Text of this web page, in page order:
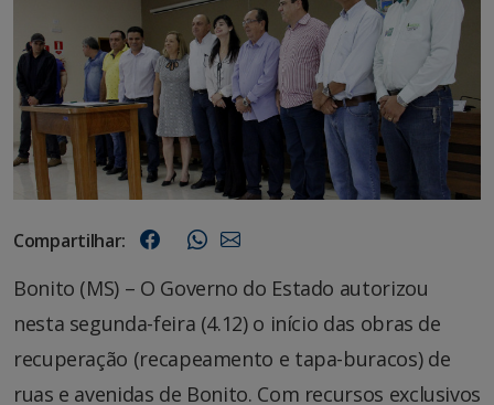
Compartilhar:
Bonito (MS) – O Governo do Estado autorizou
nesta segunda-feira (4.12) o início das obras de
recuperação (recapeamento e tapa-buracos) de
ruas e avenidas de Bonito. Com recursos exclusivos